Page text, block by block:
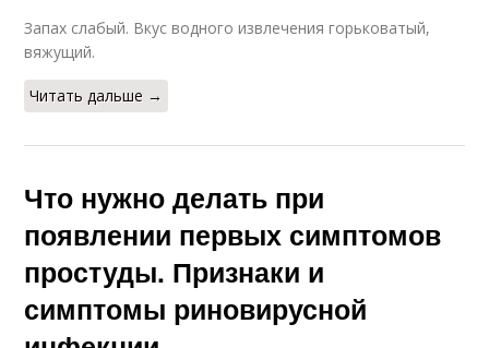
Запах слабый. Вкус водного извлечения горьковатый,
вяжущий.
Читать дальше →
Что нужно делать при
появлении первых симптомов
простуды. Признаки и
симптомы риновирусной